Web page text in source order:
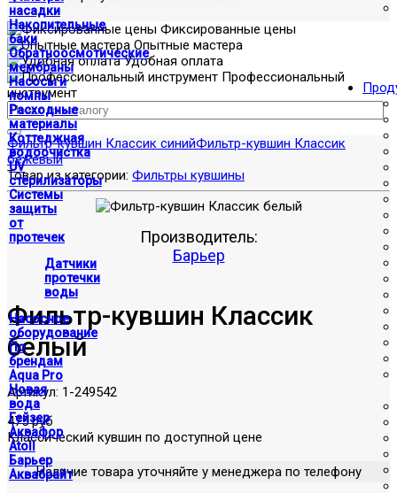
насадки
Накопительные
баки
Обратноосмотические
мембраны
Насосы и
помпы
Расходные
материалы
Коттеджная
водоочистка
UV
стерилизаторы
Системы
защиты
от
протечек
Датчики
протечки
воды
Насосное
оборудование
По
брендам
Aqua Pro
Новая
вода
Гейзер
Аквафор
Atoll
Барьер
Аквабрайт
Фиксированные цены
Опытные мастера
Удобная оплата
Профессиональный
инструмент
Фильтр-кувшин Классик синийФильтр-кувшин Классик
бежевый
Товар из категории: Фильтры кувшины
Производитель:
Барьер
Фильтр-кувшин Классик
белый
Артикул: 1-249542
475 руб
Классический кувшин по доступной цене
Наличие товара уточняйте у менеджера по телефону